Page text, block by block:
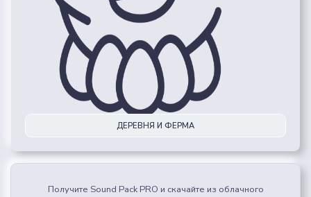
ДЕРЕВНЯ И ФЕРМА
Получите Sound Pack PRO и скачайте из облачного